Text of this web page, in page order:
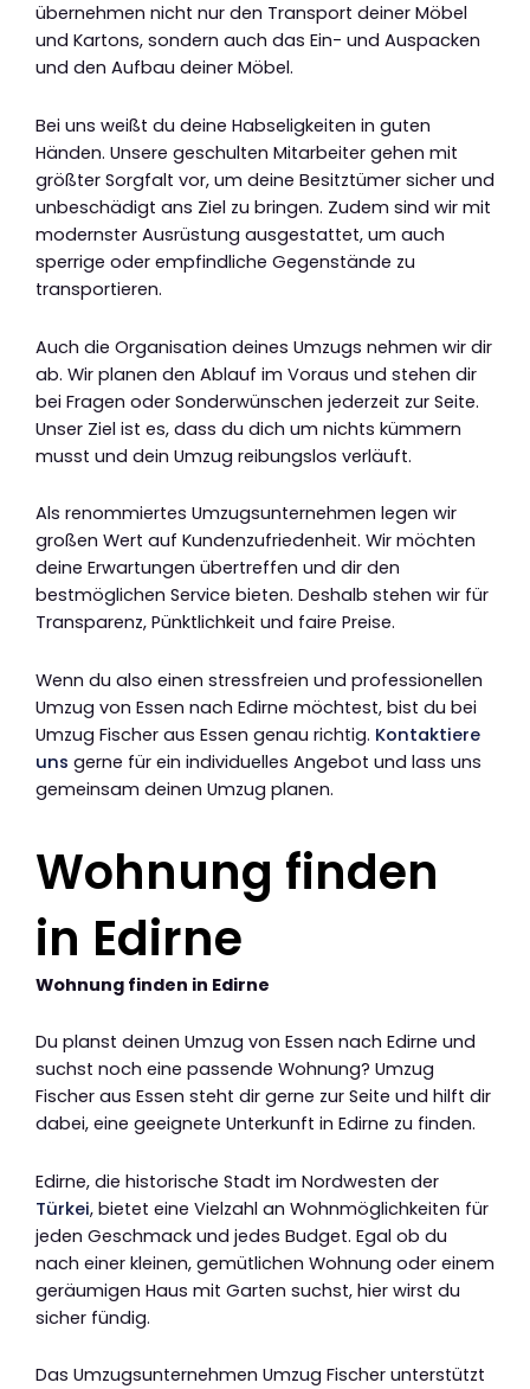
übernehmen nicht nur den Transport deiner Möbel
und Kartons, sondern auch das Ein- und Auspacken
und den Aufbau deiner Möbel.
Bei uns weißt du deine Habseligkeiten in guten
Händen. Unsere geschulten Mitarbeiter gehen mit
größter Sorgfalt vor, um deine Besitztümer sicher und
unbeschädigt ans Ziel zu bringen. Zudem sind wir mit
modernster Ausrüstung ausgestattet, um auch
sperrige oder empfindliche Gegenstände zu
transportieren.
Auch die Organisation deines Umzugs nehmen wir dir
ab. Wir planen den Ablauf im Voraus und stehen dir
bei Fragen oder Sonderwünschen jederzeit zur Seite.
Unser Ziel ist es, dass du dich um nichts kümmern
musst und dein Umzug reibungslos verläuft.
Als renommiertes Umzugsunternehmen legen wir
großen Wert auf Kundenzufriedenheit. Wir möchten
deine Erwartungen übertreffen und dir den
bestmöglichen Service bieten. Deshalb stehen wir für
Transparenz, Pünktlichkeit und faire Preise.
Wenn du also einen stressfreien und professionellen
Umzug von Essen nach Edirne möchtest, bist du bei
Umzug Fischer aus Essen genau richtig. Kontaktiere
uns gerne für ein individuelles Angebot und lass uns
gemeinsam deinen Umzug planen.
Wohnung finden
in Edirne
Wohnung finden in Edirne
Du planst deinen Umzug von Essen nach Edirne und
suchst noch eine passende Wohnung? Umzug
Fischer aus Essen steht dir gerne zur Seite und hilft dir
dabei, eine geeignete Unterkunft in Edirne zu finden.
Edirne, die historische Stadt im Nordwesten der
Türkei, bietet eine Vielzahl an Wohnmöglichkeiten für
jeden Geschmack und jedes Budget. Egal ob du
nach einer kleinen, gemütlichen Wohnung oder einem
geräumigen Haus mit Garten suchst, hier wirst du
sicher fündig.
Das Umzugsunternehmen Umzug Fischer unterstützt